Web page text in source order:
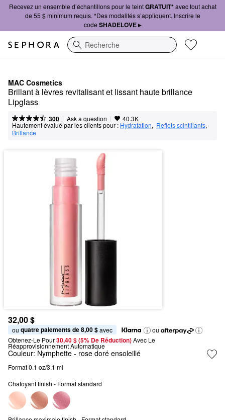
Recevez un ensemble d’échantillons pour le teintGRATUIT*avec tout achat
de 55 $ minimum requis. *Des modalités s’appliquent. Inscrire le
code SHADELOVE ▸
Recherche
MAC Cosmetics
Brillant à lèvres revitalisant et lissant haute brillance
Lipglass
300 | Ask a question | 40.3K
Hautement évalué par les clients pour : Hydratation, Reflets scintillants,
Brillance
32,00 $
ou quatre paiements de 8,00 $ avec
ou
Obtenez-Le Pour30,40 $ (5% De Réduction) Avec Le
Réapprovisionnement Automatique
Couleur: Nymphette - rose doré ensoleillé
Format 0.1 oz/3.1 ml
Chatoyant finish - Format standard